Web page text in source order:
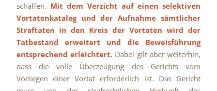
schaffen. Mit dem Verzicht auf einen selektiven
Vortatenkatalog und der Aufnahme sämtlicher
Straftaten in den Kreis der Vortaten wird der
Tatbestand erweitert und die Beweisführung
entsprechend erleichtert.Dabei gilt aber weiterhin,
dass die volle Überzeugung des Gerichts vom
Vorliegen einer Vortat erforderlich ist. Das Gericht